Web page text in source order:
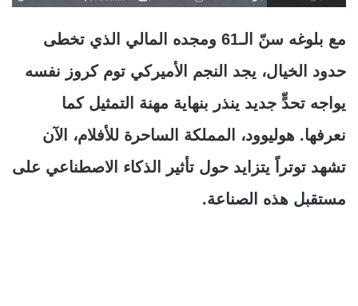
مع بلوغه سنّ الـ61 ومجده المالي الذي تخطى
حدود الخيال، يجد النجم الأميركي توم كروز نفسه
يواجه تحدٍّ جديد ينذر بنهاية مهنة التمثيل كما
نعرفها. هوليوود، المملكة الساحرة للأفلام، الآن
تشهد توتراً يتزايد حول تأثير الذكاء الاصطناعي على
مستقبل هذه الصناعة.